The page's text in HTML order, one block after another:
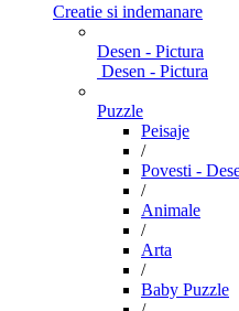
Creatie si indemanare
Desen - Pictura
Desen - Pictura
Puzzle
Peisaje
/
Povesti -
/
Animale
/
Arta
/
Baby Puzzle